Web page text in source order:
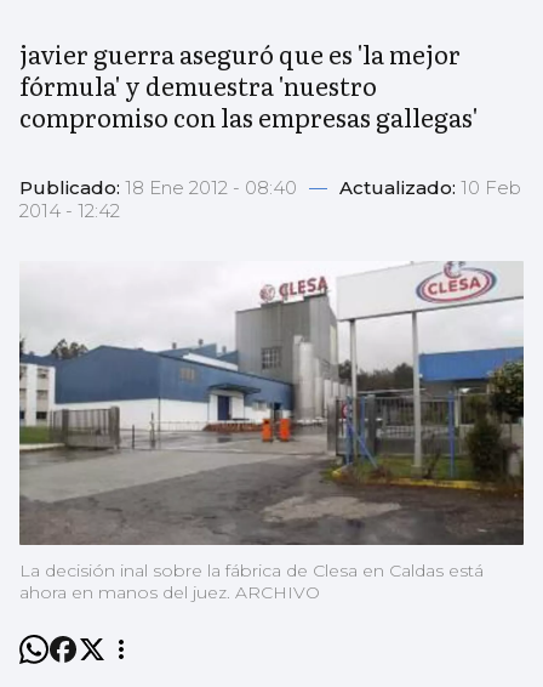
javier guerra aseguró que es 'la mejor
fórmula' y demuestra 'nuestro
compromiso con las empresas gallegas'
Publicado: 18 Ene 2012 - 08:40 — Actualizado: 10 Feb
2014 - 12:42
La decisión inal sobre la fábrica de Clesa en Caldas está
ahora en manos del juez. ARCHIVO